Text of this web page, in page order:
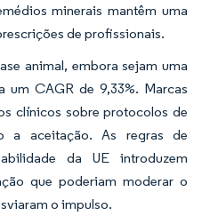
minerais mantêm uma
de profissionais.
animal, embora sejam uma
um CAGR de 9,33%. Marcas
clínicos sobre protocolos de
a aceitação. As regras de
da UE introduzem
que poderiam moderar o
o impulso.